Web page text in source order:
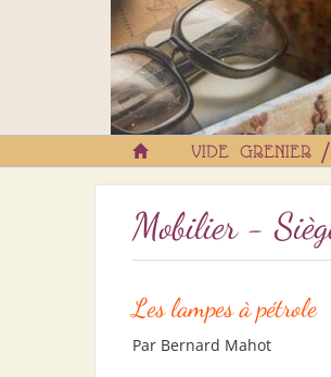
VIDE GRENIER
Mobilier -
Les lampes à pétrole
Par Bernard Mahot